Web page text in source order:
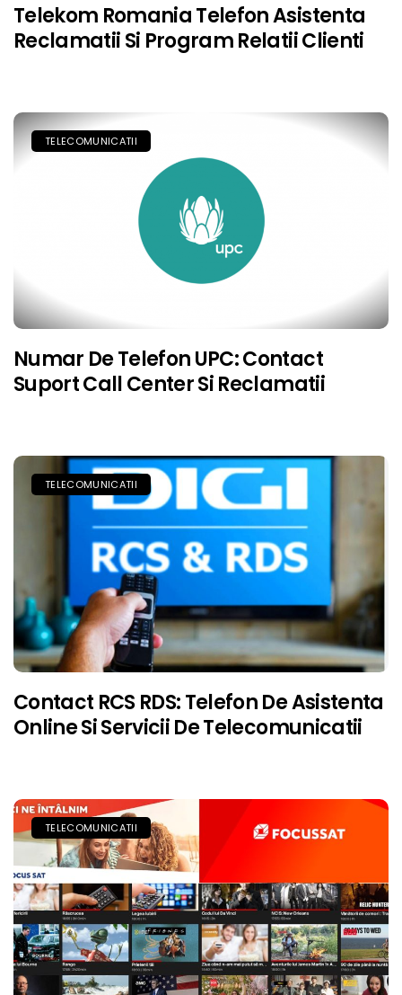
Telekom Romania Telefon Asistenta
Reclamatii Si Program Relatii Clienti
TELECOMUNICATII
Numar De Telefon UPC: Contact
Suport Call Center Si Reclamatii
TELECOMUNICATII
Contact RCS RDS: Telefon De Asistenta
Online Si Servicii De Telecomunicatii
TELECOMUNICATII